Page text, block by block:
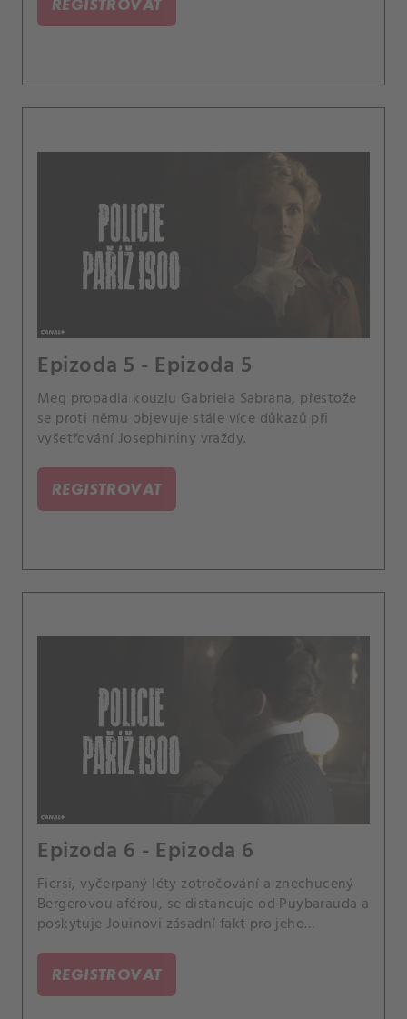
Epizoda 5 - Epizoda 5
Meg propadla kouzlu Gabriela Sabrana, přestože
se proti němu objevuje stále více důkazů při
vyšetřování Josephininy vraždy.
REGISTROVAT
Epizoda 6 - Epizoda 6
Fiersi, vyčerpaný léty zotročování a znechucený
Bergerovou aférou, se distancuje od Puybarauda a
poskytuje Jouinovi zásadní fakt pro jeho
REGISTROVAT